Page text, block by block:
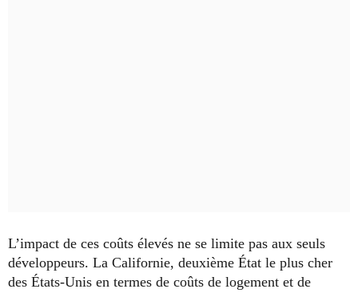
L’impact de ces coûts élevés ne se limite pas aux seuls
développeurs. La Californie, deuxième État le plus cher
des États-Unis en termes de coûts de logement et de